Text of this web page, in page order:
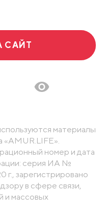
САЙТ
материалы
«AMUR.LIFE».
номер и дата
серия ИА №
зарегистрировано
в сфере связи,
и массовых